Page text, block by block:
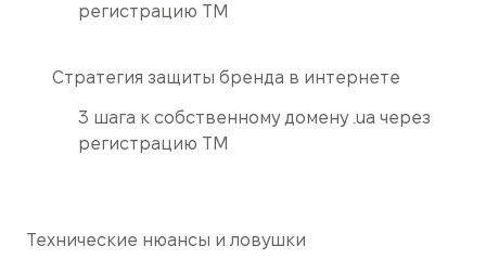
регистрацию ТМ
Стратегия защиты бренда в интернете
3 шага к собственному домену .ua через
регистрацию ТМ
Технические нюансы и ловушки